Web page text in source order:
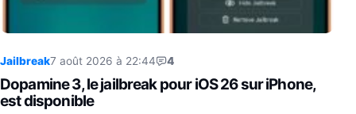
Jailbreak7 août 2026 à 22:44 4
Dopamine 3, le jailbreak pour iOS 26 sur iPhone,
est disponible